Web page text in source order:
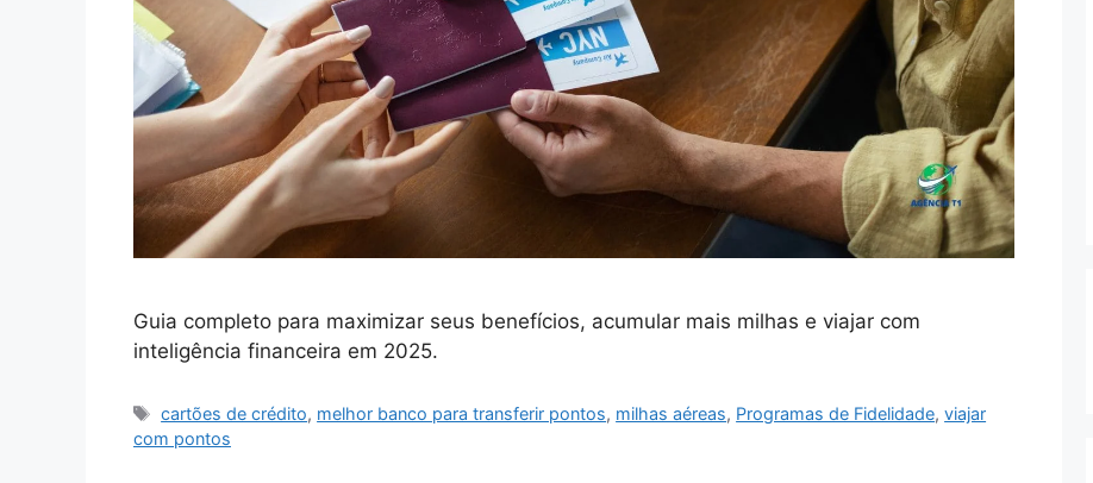
Guia completo para maximizar seus benefícios, acumular mais milhas e viajar com
inteligência financeira em 2025.
Tags
cartões de crédito, melhor banco para transferir pontos, milhas aéreas, Programas de Fidelidade,viajar
com pontos